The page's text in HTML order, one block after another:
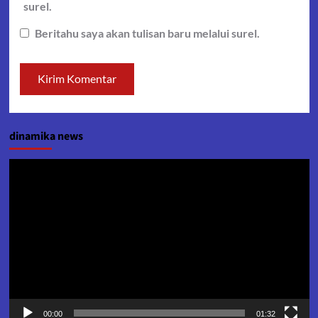
surel.
Beritahu saya akan tulisan baru melalui surel.
dinamika news
00:00 01:32